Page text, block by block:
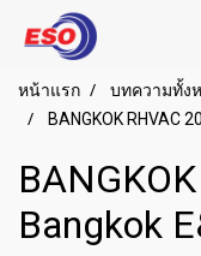
หน้าแรก บทความทั้ง
BANGKOK RHVAC
Bangkok